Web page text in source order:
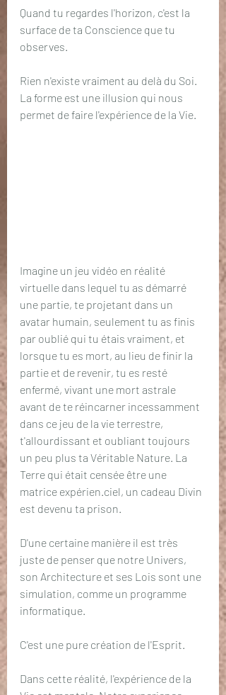
Quand tu regardes l'horizon, c'est la
surface de ta Conscience que tu
observes.
Rien n'existe vraiment au delà du Soi.
La forme est une illusion qui nous
permet de faire l'expérience de la Vie.
Imagine un jeu vidéo en réalité
virtuelle dans lequel tu as démarré
une partie, te projetant dans un
avatar humain, seulement tu as finis
par oublié qui tu étais vraiment, et
lorsque tu es mort, au lieu de finir la
partie et de revenir, tu es resté
enfermé, vivant une mort astrale
avant de te réincarner incessamment
dans ce jeu de la vie terrestre,
t'allourdissant et oubliant toujours
un peu plus ta Véritable Nature. La
Terre qui était censée être une
matrice expérien.ciel, un cadeau Divin
est devenu ta prison.
D'une certaine manière il est très
juste de penser que notre Univers,
son Architecture et ses Lois sont une
simulation, comme un programme
informatique.
C'est une pure création de l'Esprit.
Dans cette réalité, l'expérience de la